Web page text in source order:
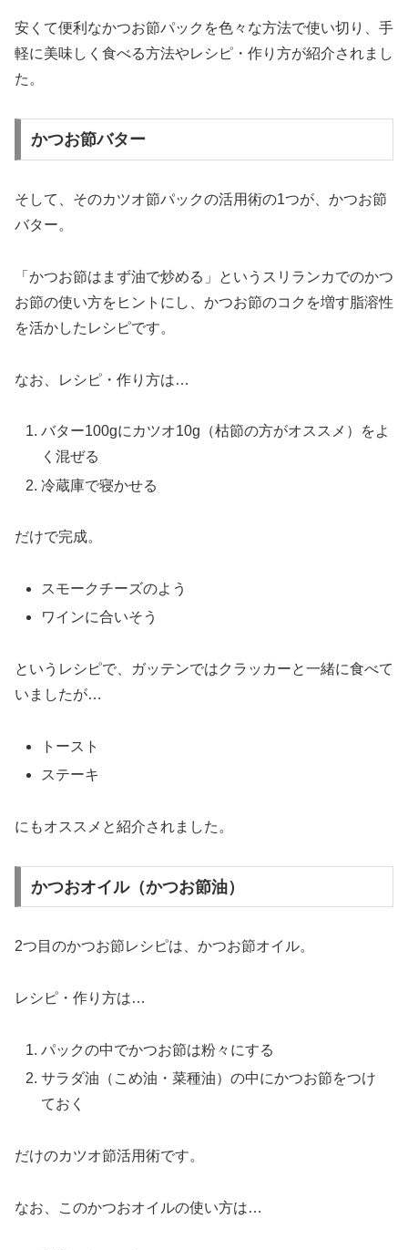
安くて便利なかつお節パックを色々な方法で使い切り、手
軽に美味しく食べる方法やレシピ・作り方が紹介されまし
た。
かつお節バター
そして、そのカツオ節パックの活用術の1つが、かつお節
バター。
「かつお節はまず油で炒める」というスリランカでのかつ
お節の使い方をヒントにし、かつお節のコクを増す脂溶性
を活かしたレシピです。
なお、レシピ・作り方は…
バター100gにカツオ10g（枯節の方がオススメ）をよ
く混ぜる
冷蔵庫で寝かせる
だけで完成。
スモークチーズのよう
ワインに合いそう
というレシピで、ガッテンではクラッカーと一緒に食べて
いましたが…
トースト
ステーキ
にもオススメと紹介されました。
かつおオイル（かつお節油）
2つ目のかつお節レシピは、かつお節オイル。
レシピ・作り方は…
パックの中でかつお節は粉々にする
サラダ油（こめ油・菜種油）の中にかつお節をつけ
ておく
だけのカツオ節活用術です。
なお、このかつおオイルの使い方は…